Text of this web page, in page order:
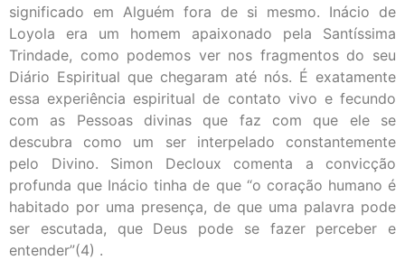
significado em Alguém fora de si mesmo. Inácio de
Loyola era um homem apaixonado pela Santíssima
Trindade, como podemos ver nos fragmentos do seu
Diário Espiritual que chegaram até nós. É exatamente
essa experiência espiritual de contato vivo e fecundo
com as Pessoas divinas que faz com que ele se
descubra como um ser interpelado constantemente
pelo Divino. Simon Decloux comenta a convicção
profunda que Inácio tinha de que “o coração humano é
habitado por uma presença, de que uma palavra pode
ser escutada, que Deus pode se fazer perceber e
entender”(4) .